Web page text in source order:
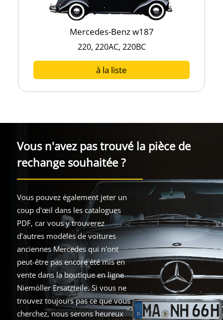
Mercedes-Benz w187
220, 220AC, 220BC
à la liste
Vous n'avez pas trouvé la pièce de
rechange souhaitée ?
Vous pouvez également jeter un
coup d'œil dans les catalogues
PDF, car vous y trouverez
d'autres modèles de voitures
anciennes Mercedes qui n'ont
peut-être pas encore été mis en
vente dans la boutique en ligne
Niemöller Ersatzteile. Si vous ne
trouvez toujours pas ce que vous
cherchez, nous serons heureux